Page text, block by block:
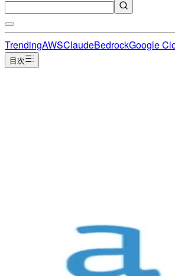
TrendingAWSClaudeBedrockGoogle
目次